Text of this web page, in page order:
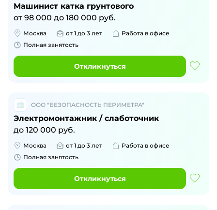
Машинист катка грунтового
от 98 000 до 180 000 руб.
Москва от 1 до 3 лет
Работа в офисе
Полная занятость
Откликнуться
ООО "БЕЗОПАСНОСТЬ ПЕРИМЕТРА"
Электромонтажник / слаботочник
до 120 000 руб.
Москва от 1 до 3 лет
Работа в офисе
Полная занятость
Откликнуться